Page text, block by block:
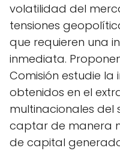
volatilidad del
tensiones
que requieren una
inmediata.
Comisión estudie la
obtenidos en el
multinacionales del
captar de manera
de capital